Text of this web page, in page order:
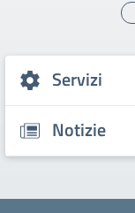
Servizi
Notizie